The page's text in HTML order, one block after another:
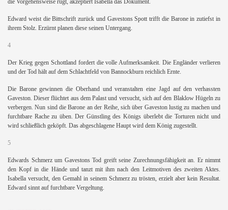
die Vorgehensweise rügt, akzeptiert Isabella das Dokument.
Edward weist die Bittschrift zurück und Gavestons Spott trifft die Barone in zutiefst in
ihrem Stolz. Erzürnt planen diese seinen Untergang.
4
Der Krieg gegen Schottland fordert die volle Aufmerksamkeit. Die Engländer verlieren
und der Tod hält auf dem Schlachtfeld von Bannockburn reichlich Ernte.
Die Barone gewinnen die Oberhand und veranstalten eine Jagd auf den verhassten
Gaveston. Dieser flüchtet aus dem Palast und versucht, sich auf den Blaklow Hügeln zu
verbergen. Nun sind die Barone an der Reihe, sich über Gaveston lustig zu machen und
furchtbare Rache zu üben. Der Günstling des Königs überlebt die Torturen nicht und
wird schließlich geköpft. Das abgeschlagene Haupt wird dem König zugestellt.
5
Edwards Schmerz um Gavestons Tod greift seine Zurechnungsfähigkeit an. Er nimmt
den Kopf in die Hände und tanzt mit ihm nach den Leitmotiven des zweiten Aktes.
Isabella versucht, den Gemahl in seinem Schmerz zu trösten, erzielt aber kein Resultat.
Edward sinnt auf furchtbare Vergeltung.